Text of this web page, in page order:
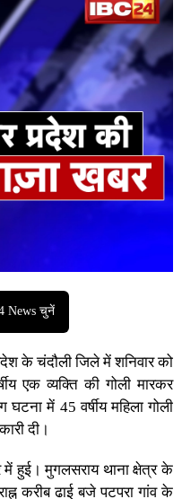
News चुनें
के चंदौली जिले में शनिवार को
एक व्यक्ति की गोली मारकर
में 45 वर्षीय महिला गोली
दी।
में हुई। मुगलसराय थाना क्षेत्र के
करीब ढाई बजे पटपरा गांव के